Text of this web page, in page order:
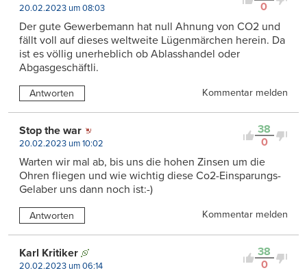
0
20.02.2023 um 08:03
Der gute Gewerbemann hat null Ahnung von CO2 und
fällt voll auf dieses weltweite Lügenmärchen herein. Da
ist es völlig unerheblich ob Ablasshandel oder
Abgasgeschäftli.
Antworten Kommentar melden
38
0
Stop the war
20.02.2023 um 10:02
Warten wir mal ab, bis uns die hohen Zinsen um die
Ohren fliegen und wie wichtig diese Co2-Einsparungs-
Gelaber uns dann noch ist:-)
Antworten Kommentar melden
38
0
Karl Kritiker
20.02.2023 um 06:14